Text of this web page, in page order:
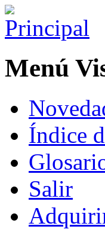
Menú
Índice
Salir